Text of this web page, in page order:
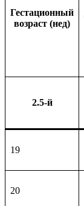
Гестационный
возраст (нед)
2.5-й
19
20